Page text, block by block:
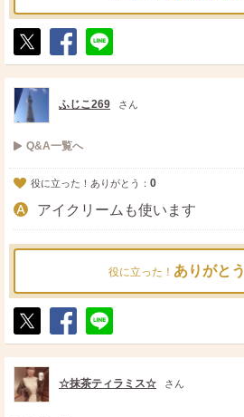
ポ
ス
ト
シ
ェ
送
る
ふじこ269 さん
Q&A一覧へ
役に立った！ありがとう： 0
アイクリームも使います
役に立った！ ありがとう
ポ
ス
ト
シ
ェ
送
る
☆抹茶ティラミス☆ さん